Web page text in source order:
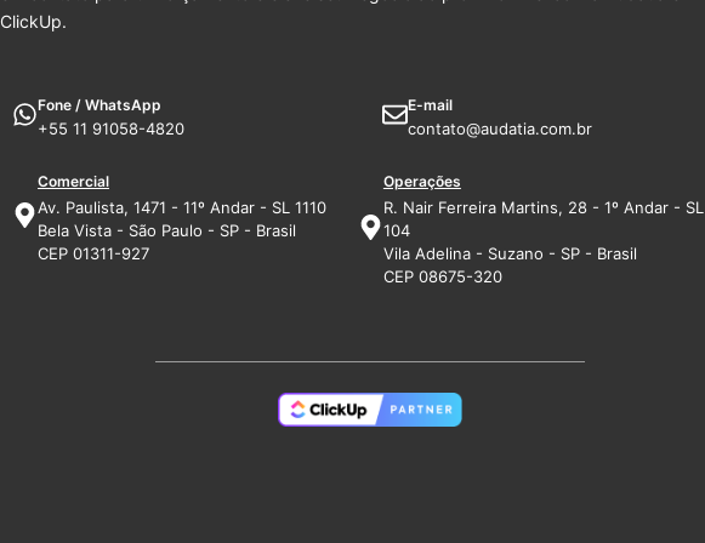
ClickUp.
Fone / WhatsApp
+55 11 91058-4820
E-mail
contato@audatia.com.br
Comercial
Av. Paulista, 1471 - 11º Andar - SL 1110
Bela Vista - São Paulo - SP - Brasil
CEP 01311-927
Operações
R. Nair Ferreira Martins, 28 - 1º Andar - SL
104
Vila Adelina - Suzano - SP - Brasil
CEP 08675-320